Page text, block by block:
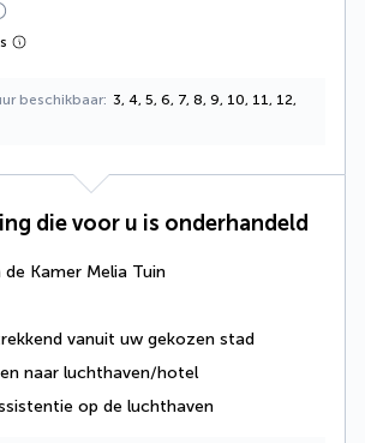
beschikbaar 3, 4, 5, 6, 7, 8, 9, 10, 11, 12,
die voor u is onderhandeld
Kamer Melia Tuin
vanuit uw gekozen stad
naar luchthaven/hotel
op de luchthaven